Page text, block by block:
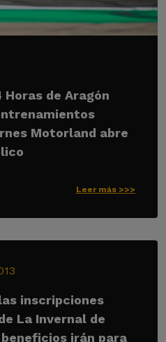
Horas de Aragón
Motorland abre
Leer más >>>
inscripciones
La Invernal de
irán para